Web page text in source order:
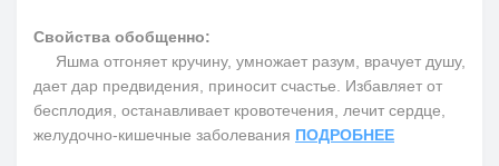
Свойства обобщенно:
Яшма отгоняет кручину, умножает разум, врачует душу,
дает дар предвидения, приносит счастье. Избавляет от
бесплодия, останавливает кровотечения, лечит сердце,
желудочно-кишечные заболевания ПОДРОБНЕЕ